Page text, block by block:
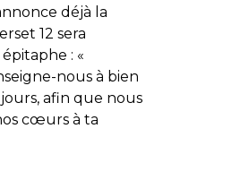
déjà la
12 sera
: «
nous à bien
afin que nous
cœurs à ta